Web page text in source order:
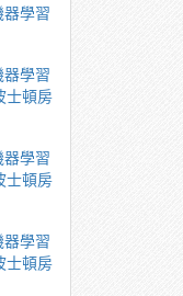
學習
學習
⼠頓房
學習
⼠頓房
學習
⼠頓房